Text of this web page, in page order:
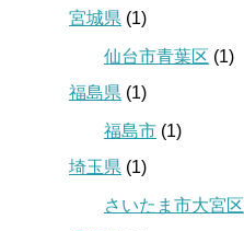
宮城県 (1)
仙台市青葉区 (1)
福島県 (1)
福島市 (1)
埼玉県 (1)
さいたま市大宮区